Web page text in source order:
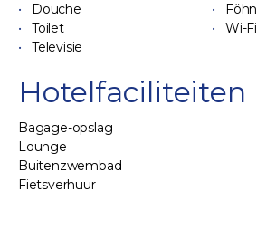
Douche
Föhn
Toilet
Wi-Fi
Televisie
Hotelfaciliteiten
Bagage-opslag
Lounge
Buitenzwembad
Fietsverhuur